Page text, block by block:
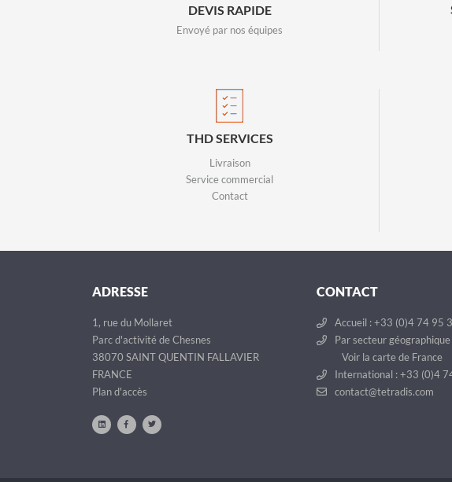
DEVIS RAPIDE
Envoyé par nos équipes
THD SERVICES
Livraison
Service commercial
Contact
ADRESSE
1, rue du Mollaret
Parc d'activité de Chesnes
38070 SAINT QUENTIN FALLAVIER
FRANCE
Plan d'accès
CONTACT
Accueil : +33 (0)4 74 95
Par secteur géographique
Voir la carte de France
International : +33 (0)4
contact@tetradis.com